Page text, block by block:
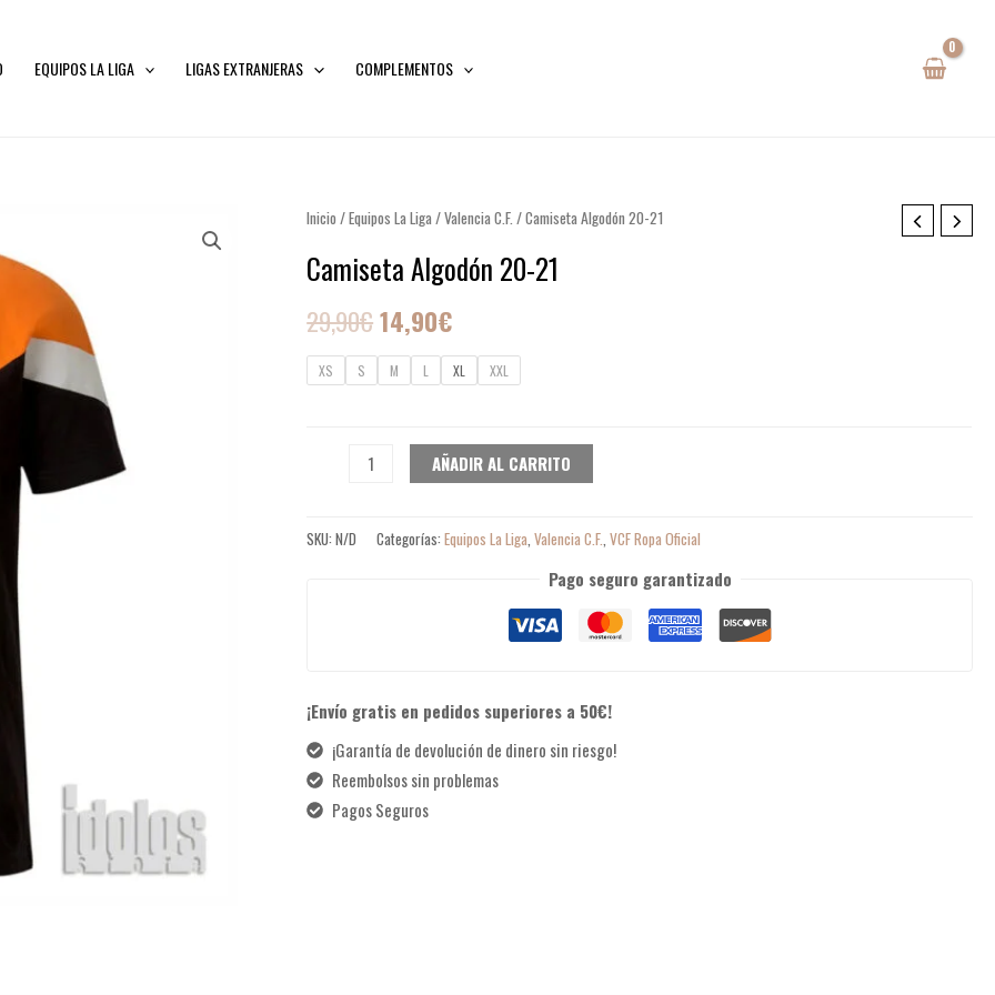
EQUIPOS LA LIGA LIGAS EXTRANJERAS COMPLEMENTOS
Inicio /Equipos La Liga/Valencia C.F. / Camiseta Algodón 20-21
Camiseta Algodón 20-21
29,90€
El
precio
original
era:
14,90€
El
precio
actual
es:
XS S M L XL XXL
Camiseta
20-
21
cantidad
AÑADIR AL CARRITO
SKU:N/D Categorías:Equipos La Liga ,Valencia C.F. ,VCF Ropa Oficial
Pago seguro garantizado
¡Envío gratis en pedidos superiores a 50€!
¡Garantía de devolución de dinero sin riesgo!
Reembolsos sin problemas
Pagos Seguros